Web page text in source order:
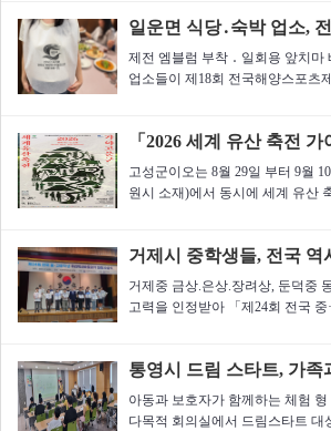
일운면 식당․숙박 업소,
제전 엠블럼 부착 ․ 일회용 앞치
업소들이 제18회 전국해양스포츠
「2026 세계 유산 축전
고성군이오는 8월 29일 부터 9월
원시 소재)에서 동시에 세계 유산
거제시 중학생들, 전국
거제중 금상.은상.장려상, 둔덕중
고력을 인정받아 「제24회 전국 중
통영시 드림 스타트, 가
아동과 보호자가 함께하는 체험
다목적 회의실에서 드림스타트 대